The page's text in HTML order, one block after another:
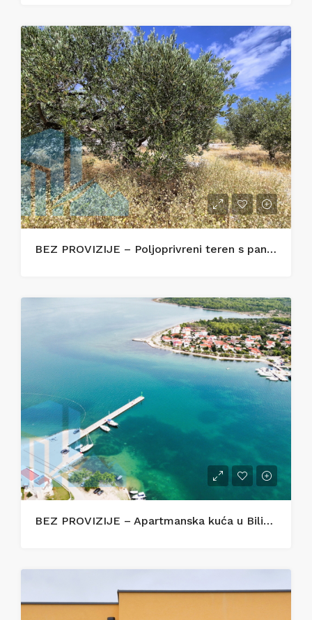
BEZ PROVIZIJE – Poljoprivreni teren s panoramskim pogledom na more – Zečevo Rogozničko
BEZ PROVIZIJE – Apartmanska kuća u Bilicama s uhodanim turističkim najmom